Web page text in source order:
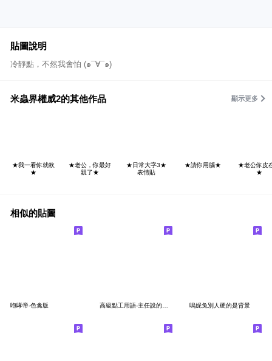
貼圖說明
冷靜點，不然我會怕 (๑¯∀¯๑)
米蟲界權威2的其他作品 顯示更多
★我一看你就軟
★
★老公，你最好
親了★
★日常大字3★
表情貼
★請你用腦★
★老公你皮
★
相似的貼圖
咆哮帝-色禽版 高級點工用語-主任說的算！ 嗚妮兔別人硬的是背景